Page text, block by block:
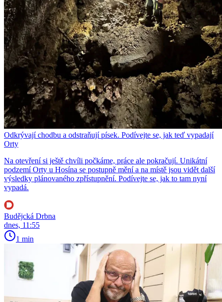
Odkrývají chodbu a odstraňují písek. Podívejte se, jak teď vypadají
Orty
Na otevření si ještě chvíli počkáme, práce ale pokračují. Unikátní
podzemí Orty u Hosína se postupně mění a na místě jsou vidět další
výsledky plánovaného zpřístupnění. Podívejte se, jak to tam nyní
vypadá.
Budějcká Drbna
dnes, 11:55
1 min